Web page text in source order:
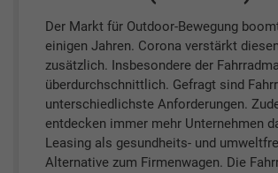
Der Markt für Outdoor-Bewegung
einigen Jahren. Corona verstärkt
zusätzlich. Insbesondere der
überdurchschnittlich. Gefragt sind
unterschiedlichste Anforderungen.
entdecken immer mehr Unternehmen
Leasing als gesundheits- und
Alternative zum Firmenwagen. Die